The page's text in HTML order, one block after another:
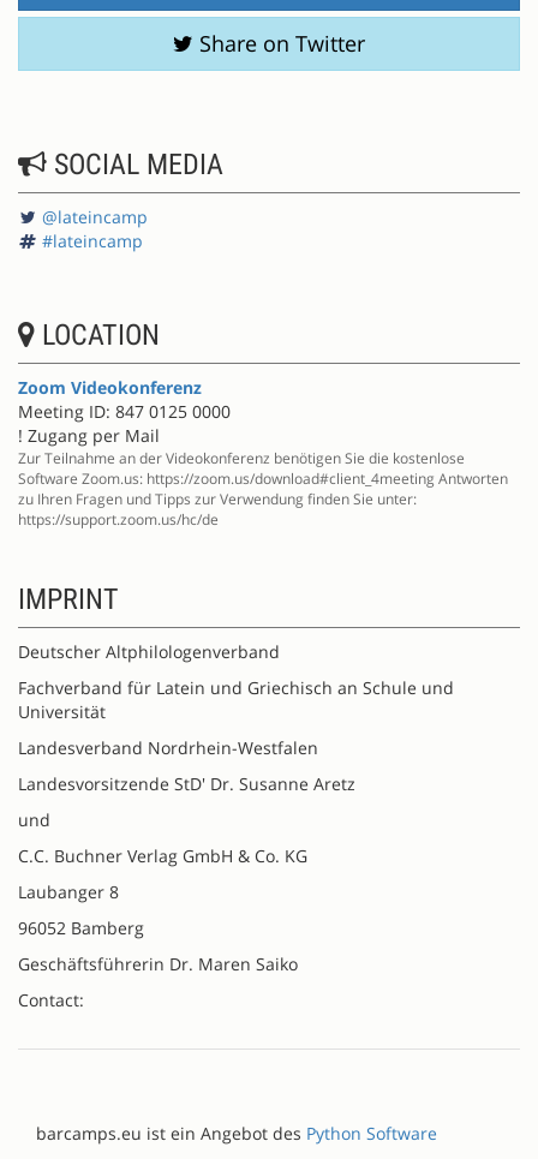
Share on Twitter
SOCIAL MEDIA
@lateincamp
#lateincamp
LOCATION
Zoom Videokonferenz
Meeting ID: 847 0125 0000
! Zugang per Mail
Zur Teilnahme an der Videokonferenz benötigen Sie die kostenlose
Software Zoom.us: https://zoom.us/download#client_4meeting Antworten
zu Ihren Fragen und Tipps zur Verwendung finden Sie unter:
https://support.zoom.us/hc/de
IMPRINT
Deutscher Altphilologenverband
Fachverband für Latein und Griechisch an Schule und
Universität
Landesverband Nordrhein-Westfalen
Landesvorsitzende StD' Dr. Susanne Aretz
und
C.C. Buchner Verlag GmbH & Co. KG
Laubanger 8
96052 Bamberg
Geschäftsführerin Dr. Maren Saiko
Contact:
barcamps.eu ist ein Angebot des Python Software